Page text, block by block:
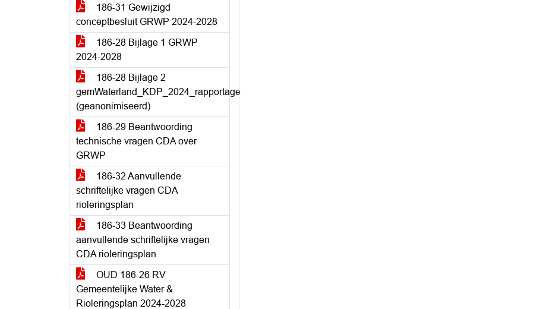
186-31 Gewijzigd
conceptbesluit GRWP 2024-2028
186-28 Bijlage 1 GRWP
2024-2028
186-28 Bijlage 2
gemWaterland_KDP_2024_rapportage
(geanonimiseerd)
186-29 Beantwoording
technische vragen CDA over
GRWP
186-32 Aanvullende
schriftelijke vragen CDA
rioleringsplan
186-33 Beantwoording
aanvullende schriftelijke vragen
CDA rioleringsplan
OUD 186-26 RV
Gemeentelijke Water &
Rioleringsplan 2024-2028